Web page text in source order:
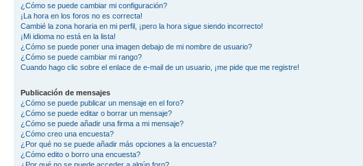
¿Cómo se puede cambiar mi configuración?
¡La hora en los foros no es correcta!
Cambié la zona horaria en mi perfil, ¡pero la hora sigue siendo incorrecto!
¡Mi idioma no está en la lista!
¿Cómo se puede poner una imagen debajo de mi nombre de usuario?
¿Cómo se puede cambiar mi rango?
Cuando hago clic sobre el enlace de e-mail de un usuario, ¡me pide que me registre!
Publicación de mensajes
¿Cómo se puede publicar un mensaje en el foro?
¿Cómo se puede editar o borrar un mensaje?
¿Cómo se puede añadir una firma a mi mensaje?
¿Cómo creo una encuesta?
¿Por qué no se puede añadir más opciones a la encuesta?
¿Cómo edito o borro una encuesta?
¿Por qué no se puede acceder a algún foro?